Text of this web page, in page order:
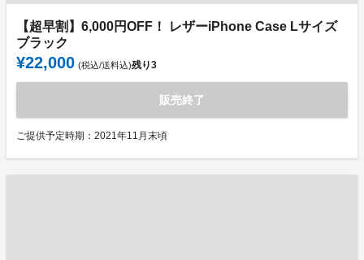
【超早割】6,000円OFF！ レザーiPhone Case Lサイズ
ブラック
¥22,000 (税込/送料込)残り3
販売終了
ご提供予定時期：2021年11月末頃